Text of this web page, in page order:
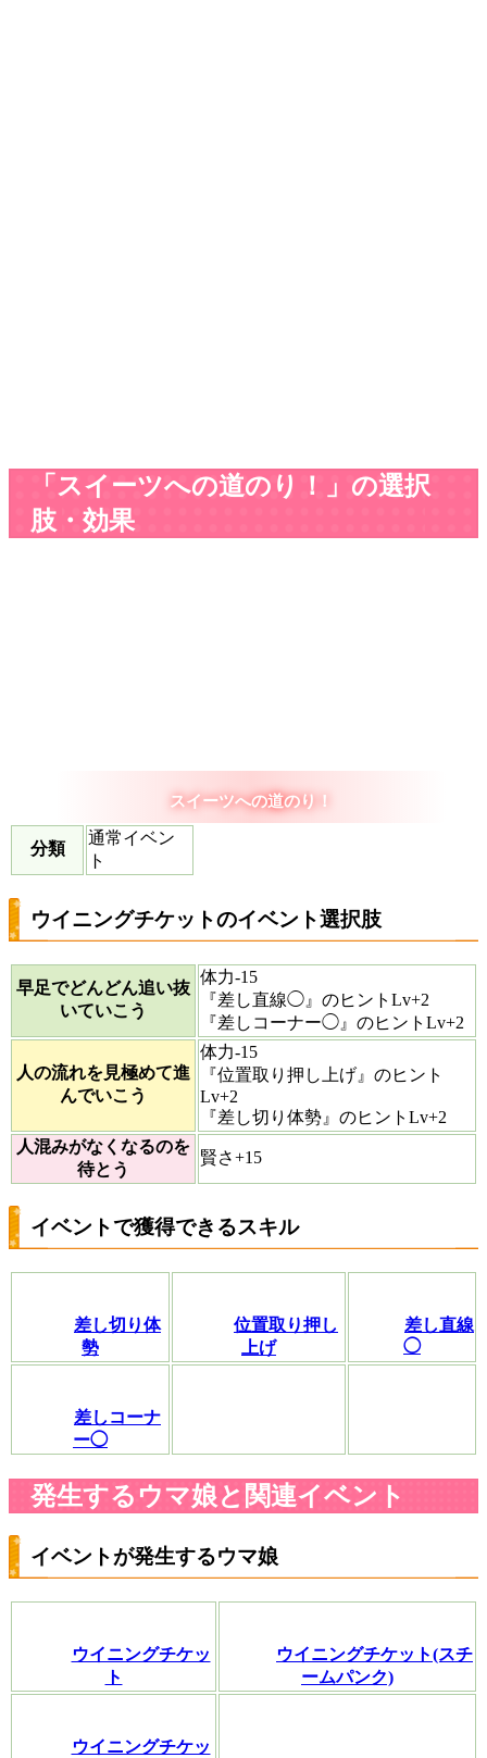
「スイーツへの道のり！」の選択
肢・効果
スイーツへの道のり！
分類
通常イベン
ト
ウイニングチケットのイベント選択肢
早足でどんどん追い抜
いていこう
体力-15
『差し直線◯』のヒントLv+2
『差しコーナー◯』のヒントLv+2
人の流れを見極めて進
んでいこう
体力-15
『位置取り押し上げ』のヒント
Lv+2
『差し切り体勢』のヒントLv+2
人混みがなくなるのを
待とう
賢さ+15
イベントで獲得できるスキル
差し切り体
勢
位置取り押し
上げ
差し直線
◯
差しコーナ
ー◯
発生するウマ娘と関連イベント
イベントが発生するウマ娘
ウイニングチケッ
ト
ウイニングチケット(スチ
ームパンク)
ウイニングチケッ